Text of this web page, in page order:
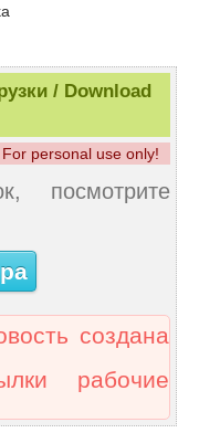
/ Download
personal use only!
посмотрите
создана
рабочие